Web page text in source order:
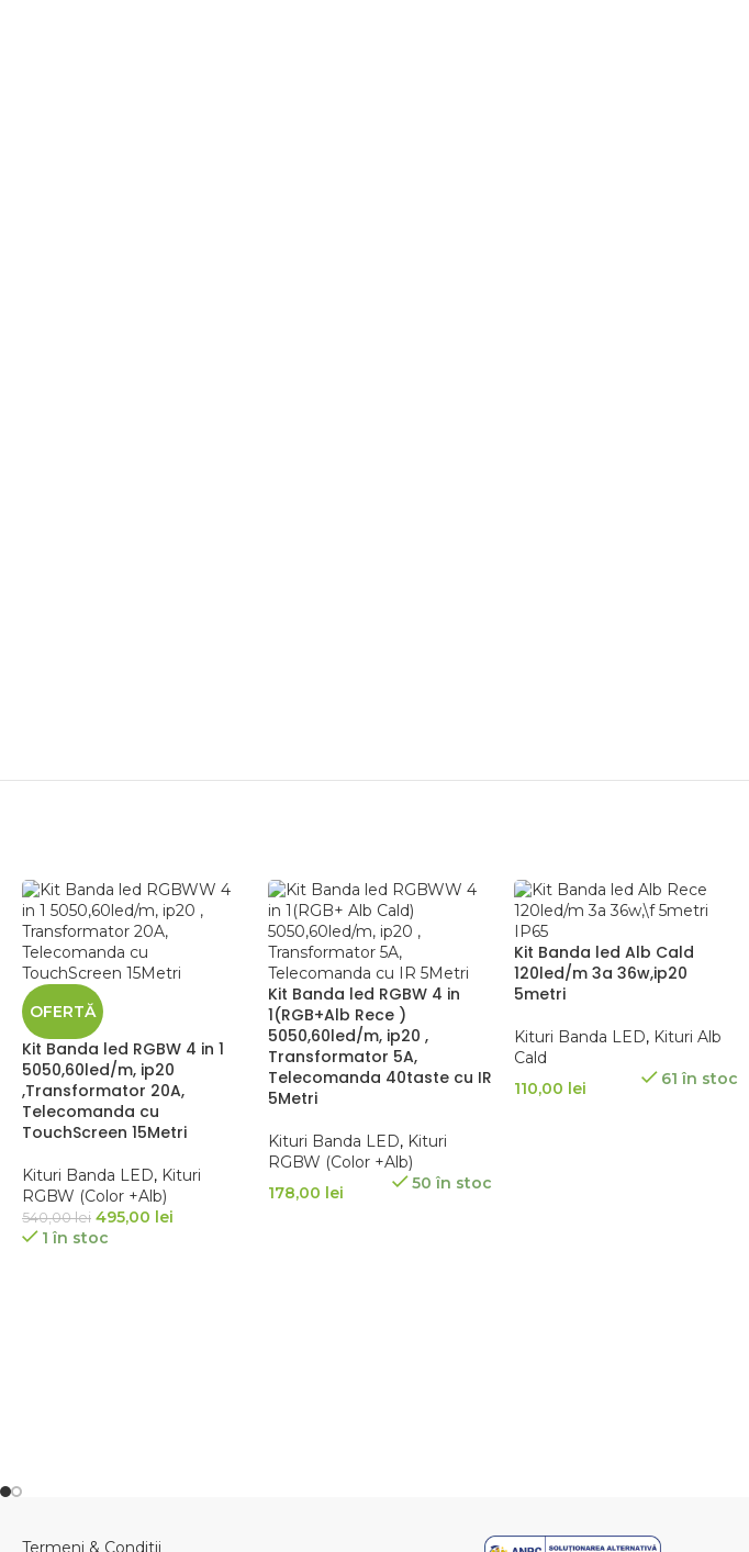
OFERTĂ
Kit Banda led RGBW 4 in 1
5050,60led/m, ip20
,Transformator 20A,
Telecomanda cu
TouchScreen 15Metri
Kituri Banda LED, Kituri
RGBW (Color +Alb)
540,00lei 495,00 lei
1 în stoc
Kit Banda led RGBW 4 in
1(RGB+Alb Rece )
5050,60led/m, ip20 ,
Transformator 5A,
Telecomanda 40taste cu IR
5Metri
Kituri Banda LED, Kituri
RGBW (Color +Alb)
178,00 lei 50 în stoc
Kit Banda led Alb Cald
120led/m 3a 36w,ip20
5metri
Kituri Banda LED, Kituri Alb
Cald
110,00 lei 61 în stoc
Termeni & Conditii